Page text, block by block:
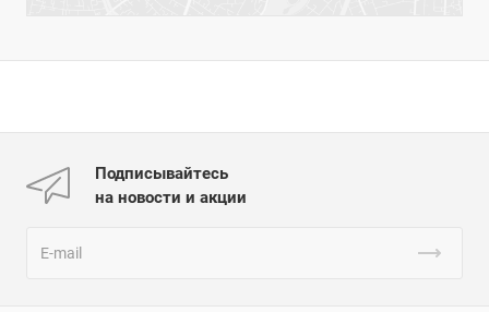
Подписывайтесь
на новости и акции